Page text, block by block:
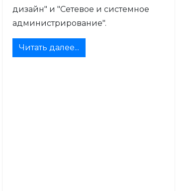
дизайн" и "Сетевое и системное
администрирование".
Читать далее...